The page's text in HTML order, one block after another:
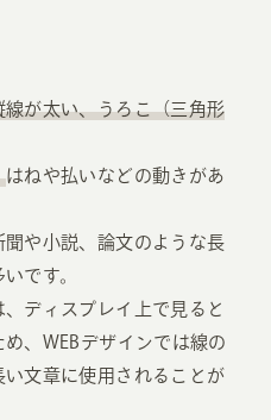
線が太い、うろこ（三角形
はねや払いなどの動きがあ
や小説、論文のような長
です。
ディスプレイ上で見ると
、WEBデザインでは線の
文章に使用されることが